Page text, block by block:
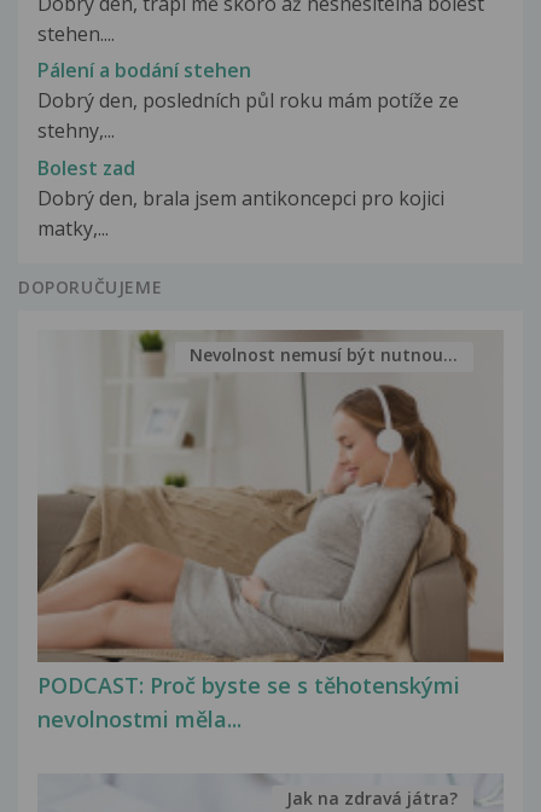
stehen....
Pálení a bodání stehen
Dobrý den, posledních půl roku mám potíže ze
stehny,...
Bolest zad
Dobrý den, brala jsem antikoncepci pro kojici
matky,...
DOPORUČUJEME
PODCAST: Proč byste se s těhotenskými
nevolnostmi měla...
Nevolnost nemusí být nutnou...
Jak na zdravá játra?